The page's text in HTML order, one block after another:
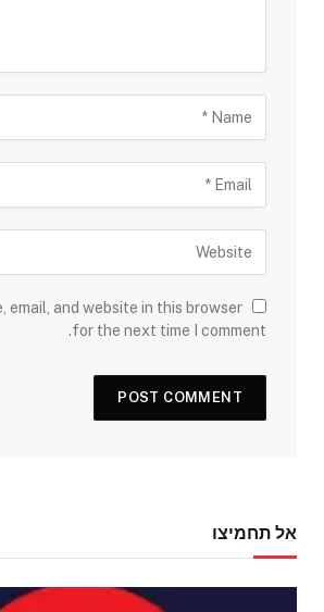
email, and website in this browser
for the next time I comment.
אל תחמיצו